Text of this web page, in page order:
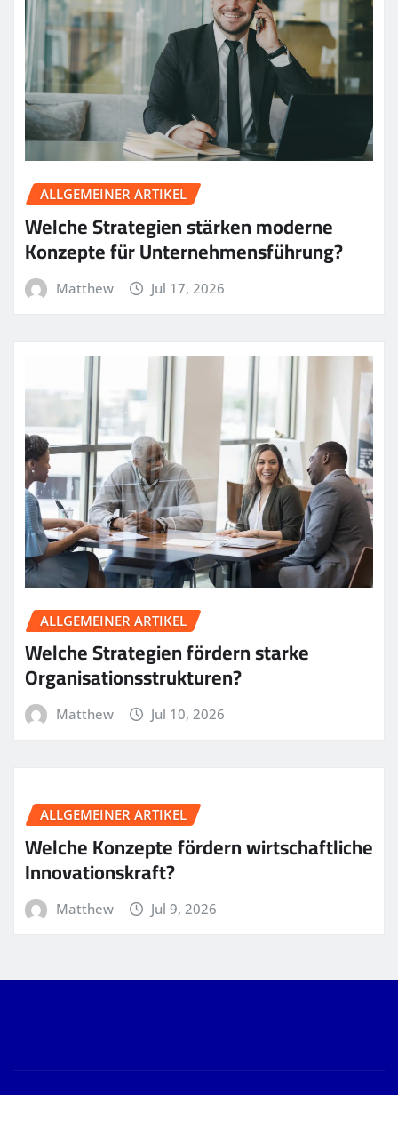
ALLGEMEINER ARTIKEL
Welche Strategien stärken moderne
Konzepte für Unternehmensführung?
Matthew Jul 17, 2026
ALLGEMEINER ARTIKEL
Welche Strategien fördern starke
Organisationsstrukturen?
Matthew Jul 10, 2026
ALLGEMEINER ARTIKEL
Welche Konzepte fördern wirtschaftliche
Innovationskraft?
Matthew Jul 9, 2026